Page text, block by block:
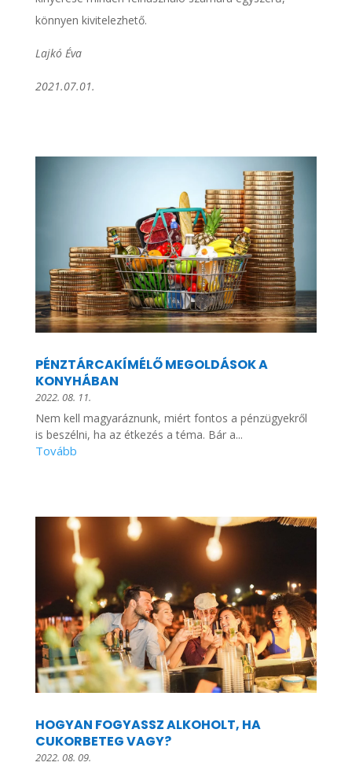
könnyen kivitelezhető.
Lajkó Éva
2021.07.01.
PÉNZTÁRCAKÍMÉLŐ MEGOLDÁSOK A
KONYHÁBAN
2022. 08. 11.
Nem kell magyaráznunk, miért fontos a pénzügyekről
is beszélni, ha az étkezés a téma. Bár a...
HOGYAN FOGYASSZ ALKOHOLT, HA
CUKORBETEG VAGY?
2022. 08. 09.